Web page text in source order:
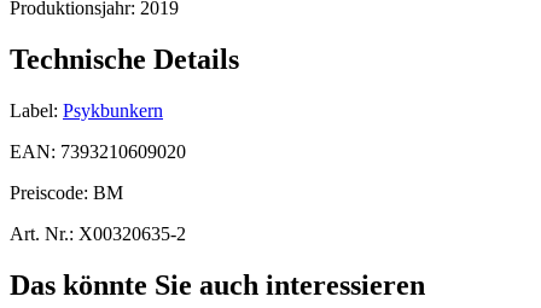
Produktionsjahr: 2019
Technische Details
Label: Psykbunkern
EAN: 7393210609020
Preiscode: BM
Art. Nr.: X00320635-2
Das könnte Sie auch interessieren